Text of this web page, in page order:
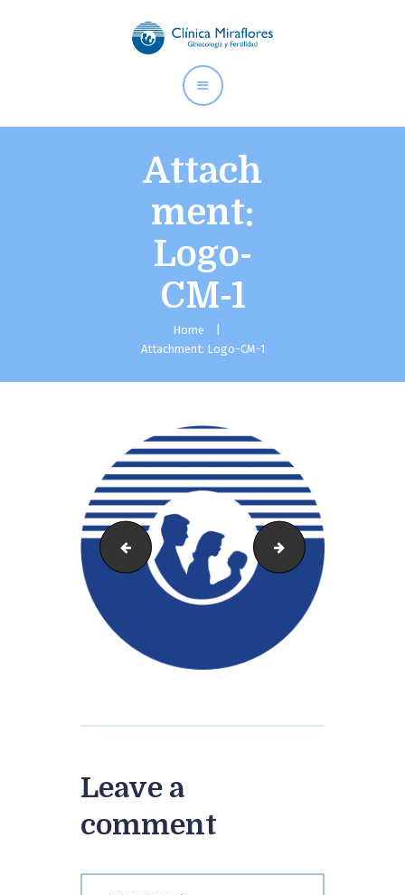
Attach
ment:
Logo-
CM-1
Home
Attachment: Logo-CM-1
CLÍNICA MIRAFLORES |
GINECOLOGÍA Y FERTILIDAD
Somos especialistas en ginecología y fertilidad desde 1994.
Hemos ayudado a cumplir su sueño a miles de familias.
Nosotros
Especialidades
Instalaciones
Contáctanos
cropped-logo-clinica-miraflores.pngcropped-Logo-CM-
Leave a
comment